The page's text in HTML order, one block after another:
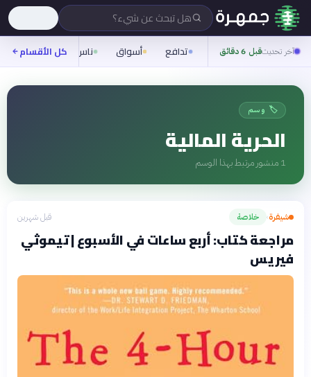
هل تبحث عن شيء؟
آخر تحديثقبل 6 دقائق تدافع أسواق ناس روح
كل الأقسام
🏷️ وسم
الحرية المالية
1 منشور مرتبط بهذا الوسم
شيفرة› خلاصة قبل شهرين
مراجعة كتاب: أربع ساعات في الأسبوع | تيموثي
فيريس